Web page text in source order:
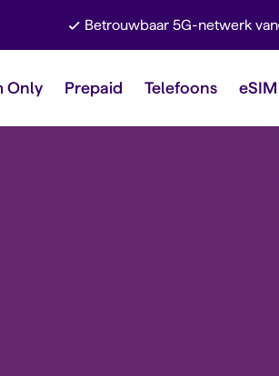
Betrouwbaar 5G-netwerk van
Only Prepaid Telefoons eSIM